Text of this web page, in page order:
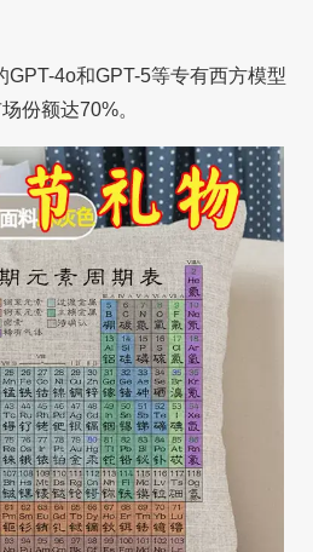
4o和GPT-5等专有西方模型
份额达70%。